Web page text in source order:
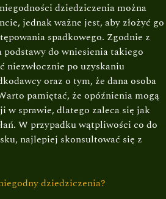
dziedziczenia można
jednak ważne jest, aby złożyć go
spadkowego. Zgodnie z
podstawy do wniesienia takiego
niezwłocznie po uzyskaniu
oraz o tym, że dana osoba
pamiętać, że opóźnienia mogą
w sprawie, dlatego zaleca się jak
W przypadku wątpliwości co do
najlepiej skonsultować się z
dziedziczenia?